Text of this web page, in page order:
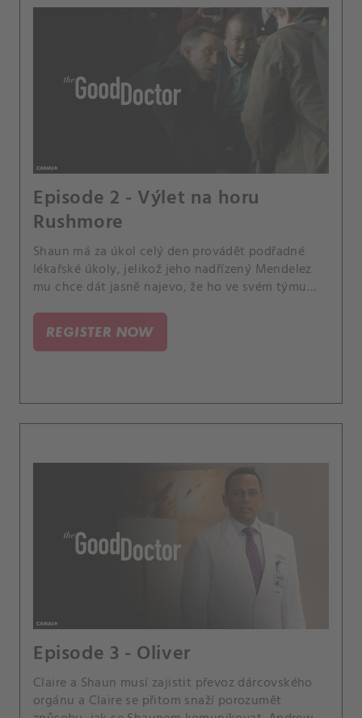
Episode 2 - Výlet na horu
Rushmore
Shaun má za úkol celý den provádět podřadné
lékařské úkoly, jelikož jeho nadřízený Mendelez
mu chce dát jasně najevo, že ho ve svém týmu
vážně a někomu, kdo má být už propuštěn
objedná drahá, zbytečná vyšetření.
REGISTER NOW
Episode 3 - Oliver
Claire a Shaun musí zajistit převoz dárcovského
orgánu a Claire se přitom snaží porozumět